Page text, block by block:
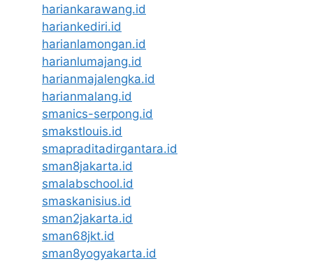
hariankarawang.id
hariankediri.id
harianlamongan.id
harianlumajang.id
harianmajalengka.id
harianmalang.id
smanics-serpong.id
smakstlouis.id
smapraditadirgantara.id
sman8jakarta.id
smalabschool.id
smaskanisius.id
sman2jakarta.id
sman68jkt.id
sman8yogyakarta.id